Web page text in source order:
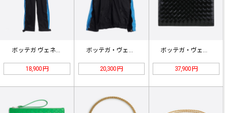
ボッテガ ヴェネタ テクニカル ナイ…
18,900 円
ボッテガ・ヴェネタ テクニカルナイロ…
20,300 円
ボッテガ・ヴェネタ ウーブンポーチ …
37,900 円